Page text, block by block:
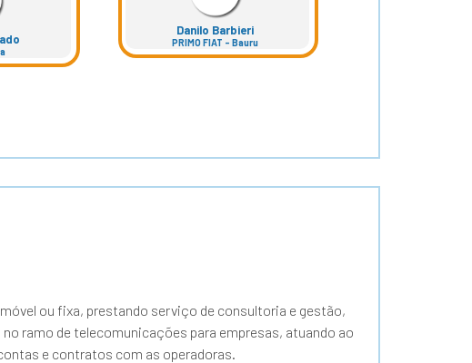
Danilo Barbieri
PRIMO FIAT - Bauru
ou fixa, prestando serviço de consultoria e gestão,
ramo de telecomunicações para empresas, atuando ao
e contratos com as operadoras.